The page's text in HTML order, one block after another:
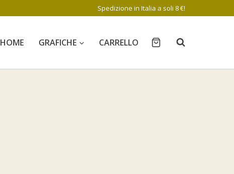
Spedizione in Italia a soli 8 €!
HOME GRAFICHE CARRELLO